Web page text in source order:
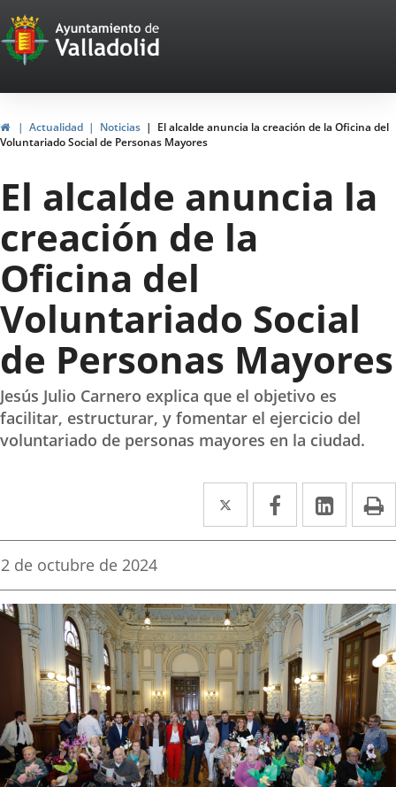
Portal
Web
del
Ayuntamiento
de
Valladolid
HomeActualidad Noticias
El alcalde anuncia la creación de la Oficina del
Voluntariado Social de Personas Mayores
El alcalde anuncia la
creación de la
Oficina del
Voluntariado Social
de Personas Mayores
Jesús Julio Carnero explica que el objetivo es
facilitar, estructurar, y fomentar el ejercicio del
voluntariado de personas mayores en la ciudad.
Twitter
Enlace
a
aplicación
externa.
Facebook
Enlace
a
aplicación
externa.
Enlace
a
Fecha
la
noticia
2 de octubre de 2024